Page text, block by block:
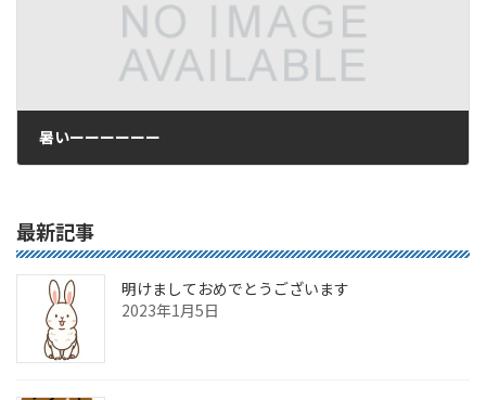
暑いーーーーーー
最新記事
明けましておめでとうございます
2023年1月5日